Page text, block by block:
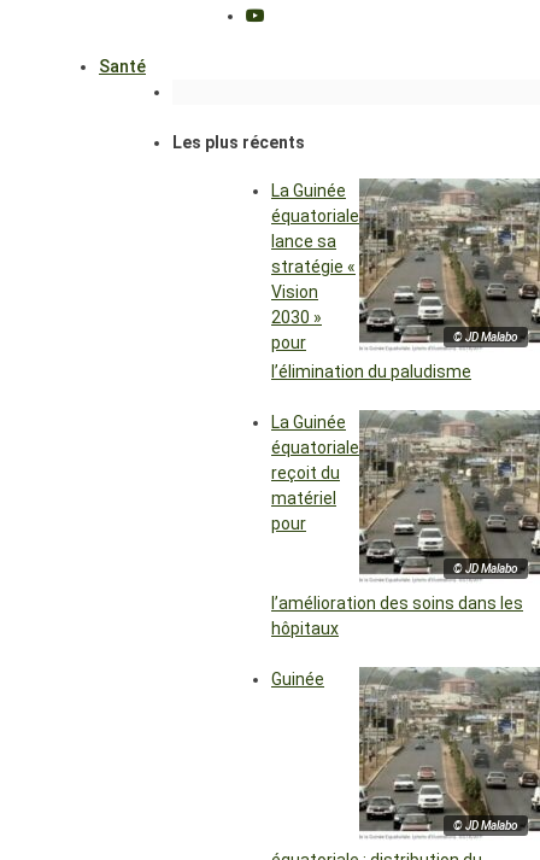
Santé
Les plus récents
© JD Malabo
La Guinée
équatoriale
lance sa
stratégie «
Vision
2030 »
pour
l’élimination du paludisme
© JD Malabo
La Guinée
équatoriale
reçoit du
matériel
pour
l’amélioration des soins dans les
hôpitaux
© JD Malabo
Guinée